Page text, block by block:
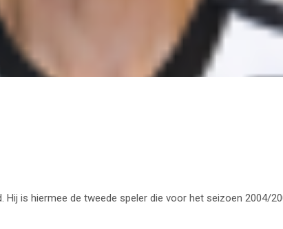
is hiermee de tweede speler die voor het seizoen 2004/